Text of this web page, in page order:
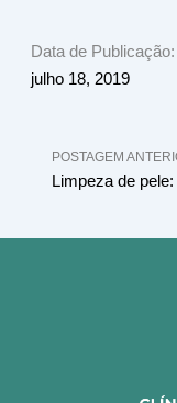
Data de Publicação:
julho 18, 2019
POSTAGEM